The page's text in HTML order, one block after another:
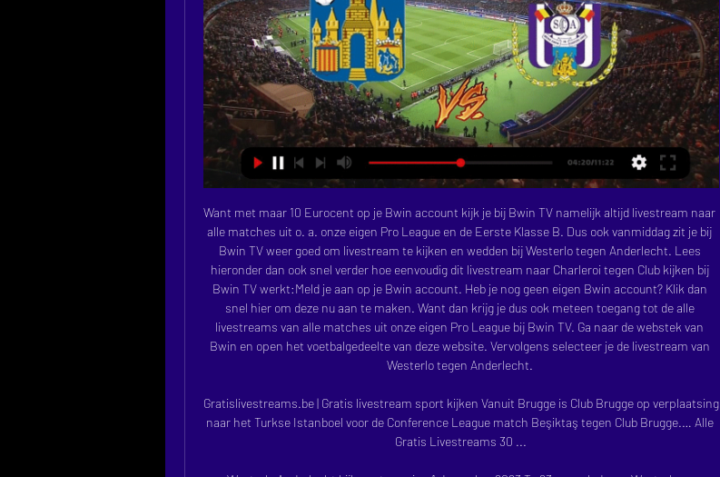
Want met maar 10 Eurocent op je Bwin account kijk je bij Bwin TV namelijk altijd livestream naar
alle matches uit o. a. onze eigen Pro League en de Eerste Klasse B. Dus ook vanmiddag zit je bij
Bwin TV weer goed om livestream te kijken en wedden bij Westerlo tegen Anderlecht. Lees
hieronder dan ook snel verder hoe eenvoudig dit livestream naar Charleroi tegen Club kijken bij
Bwin TV werkt:Meld je aan op je Bwin account. Heb je nog geen eigen Bwin account? Klik dan
snel hier om deze nu aan te maken. Want dan krijg je dus ook meteen toegang tot de alle
livestreams van alle matches uit onze eigen Pro League bij Bwin TV. Ga naar de webstek van
Bwin en open het voetbalgedeelte van deze website. Vervolgens selecteer je de livestream van
Westerlo tegen Anderlecht.
Gratislivestreams.be | Gratis livestream sport kijken Vanuit Brugge is Club Brugge op verplaatsing
naar het Turkse Istanboel voor de Conference League match Beşiktaş tegen Club Brugge.… Alle
Gratis Livestreams 30 ...